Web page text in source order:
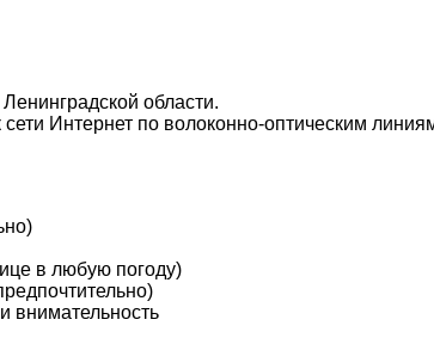
области.
Интернет по волоконно-оптическим
в любую погоду)
внимательность